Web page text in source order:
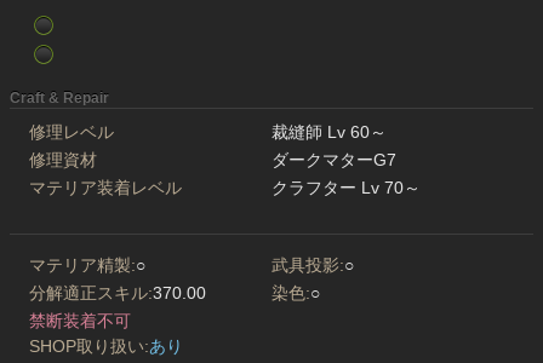
Craft & Repair
修理レベル
裁縫師 Lv 60～
修理資材
ダークマターG7
マテリア装着レベル
クラフター Lv 70～
マテリア精製:○ 武具投影:○
分解適正スキル:370.00 染色:○
禁断装着不可
SHOP取り扱い:あり